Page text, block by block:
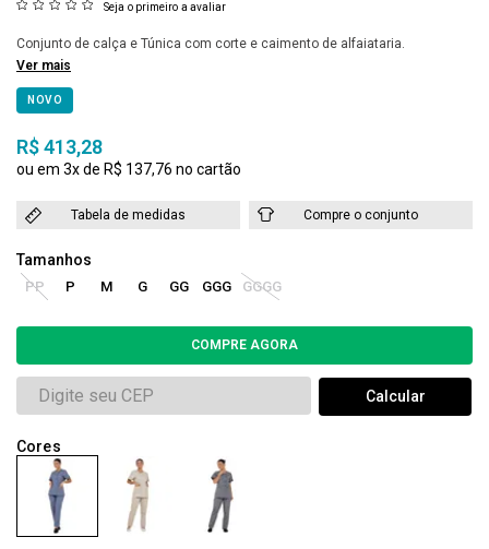
Seja o primeiro a avaliar
Conjunto de calça e Túnica com corte e caimento de alfaiataria.
Ver mais
NOVO
R$ 413,28
3x R$ 137,76
Tabela de medidas Compre o conjunto
PP P M G GG GGG GGGG